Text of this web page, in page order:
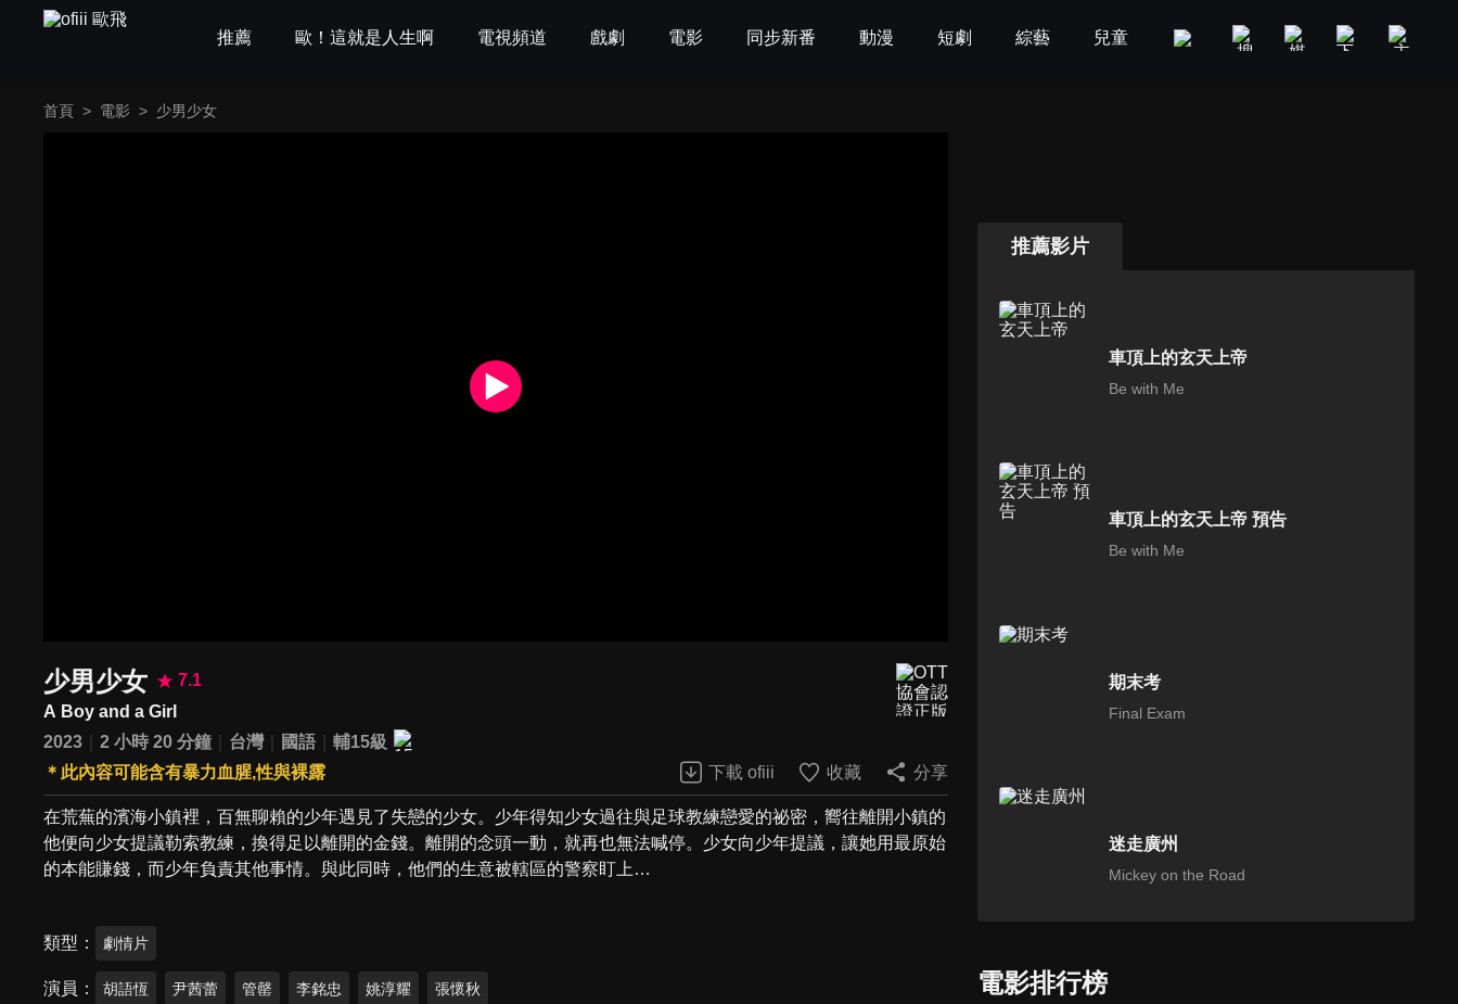
推薦 歐！這就是人生啊 電視頻道 戲劇 電影 同步新番 動漫 短劇 綜藝 兒童 GOOD TV 娛樂 美食旅遊
首頁 > 電影 > 少男少女
少男少女
7.1
A Boy and a Girl
2023
2 小時 20 分鐘 台灣 國語
輔15級
＊此內容可能含有暴力血腥,性與裸露
下載 ofiii 收藏 分享
在荒蕪的濱海小鎮裡，百無聊賴的少年遇見了失戀的少女。少年得知少女過往與足球教練戀愛的祕密，嚮往離開小鎮的
他便向少女提議勒索教練，換得足以離開的金錢。離開的念頭一動，就再也無法喊停。少女向少年提議，讓她用最原始
的本能賺錢，而少年負責其他事情。與此同時，他們的生意被轄區的警察盯上…
類型 劇情片
演員 胡語恆 尹茜蕾 管罄 李銘忠 姚淳耀 張懷秋
推薦影片
車頂上的玄天上帝
Be with Me
車頂上的玄天上帝 預告
Be with Me
期末考
Final Exam
迷走廣州
Mickey on the Road
電影排行榜